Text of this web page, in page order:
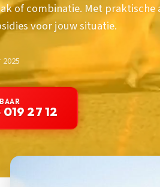
of combinatie. Met praktische
voor jouw situatie.
2025
019 27 12